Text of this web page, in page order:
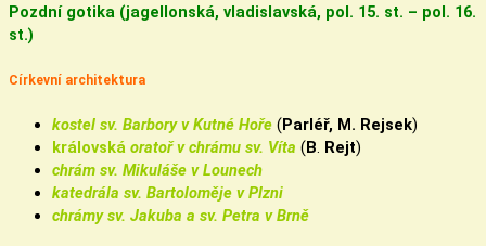
Pozdní gotika (jagellonská, vladislavská, pol. 15. st. – pol. 16.
st.)
Církevní architektura
kostel sv. Barbory v Kutné Hoře (Parléř, M. Rejsek)
královská oratoř v chrámu sv. Víta (B. Rejt)
chrám sv. Mikuláše v Lounech
katedrála sv. Bartoloměje v Plzni
chrámy sv. Jakuba a sv. Petra v Brně